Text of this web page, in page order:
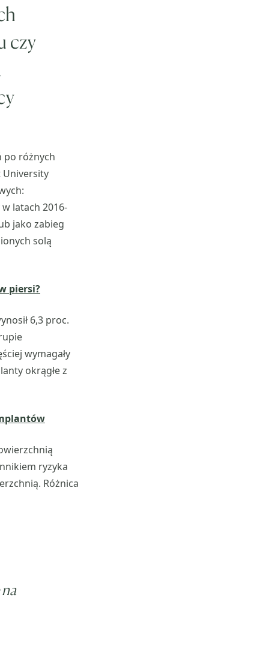
czy
po różnych
University
latach 2016-
jako zabieg
solą
piersi?
6,3 proc.
wymagały
okrągłe z
ryzyka
Różnica